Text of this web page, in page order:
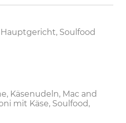
Soulfood
Käsenudeln, Mac and
mit Käse, Soulfood,